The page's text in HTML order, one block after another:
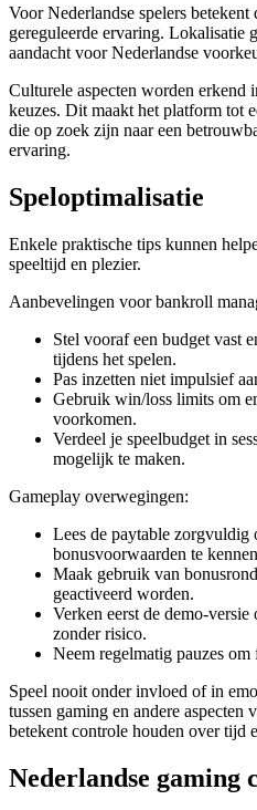
Voor Nederlandse spelers
gereguleerde ervaring. Lokalisatie
aandacht voor Nederlandse
Culturele aspecten worden erkend
keuzes. Dit maakt het platform tot
die op zoek zijn naar een
ervaring.
Speloptimalisatie
Enkele praktische tips kunnen
speeltijd en plezier.
Aanbevelingen voor bankroll
Stel vooraf een budget vast
tijdens het spelen.
Pas inzetten niet impulsief
Gebruik win/loss limits om
voorkomen.
Verdeel je speelbudget in
mogelijk te maken.
Gameplay overwegingen:
Lees de paytable zorgvuldig
bonusvoorwaarden te
Maak gebruik van
geactiveerd worden.
Verken eerst de demo-
zonder risico.
Neem regelmatig pauzes
Speel nooit onder invloed of in
tussen gaming en andere aspecten
betekent controle houden over tijd
Nederlandse gaming